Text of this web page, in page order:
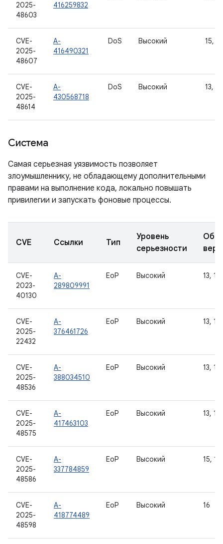
2025-
48603
416259832
CVE-
2025-
48607
A-
416490321
DoS Высокий 15, 16
CVE-
2025-
48614
A-
430568718
DoS Высокий 13,
Система
Самая серьезная уязвимость позволяет
злоумышленнику, не обладающему дополнительными
правами на выполнение кода, локально повышать
привилегии и запускать фоновые процессы.
CVE Ссылки Тип
Уровень
серьезности
CVE-
2023-
40130
A-
289809991
EoP Высокий 13,
CVE-
2025-
22432
A-
376461726
EoP Высокий 13,
CVE-
2025-
48536
A-
388034510
EoP Высокий 13,
CVE-
2025-
48575
A-
417463103
EoP Высокий 13,
CVE-
2025-
48586
A-
337784859
EoP Высокий 15, 16
CVE-
2025-
48598
A-
418774489
EoP Высокий 16